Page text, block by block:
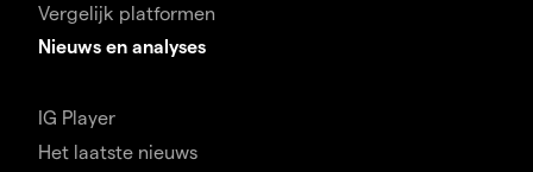
Vergelijk platformen
Nieuws en analyses
IG Player
Het laatste nieuws